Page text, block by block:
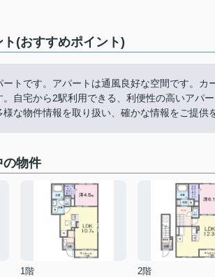
(おすすめポイント)
ートです。アパートは通風良好な空間です。
。自宅から2駅利用できる、利便性の高いアパ
な物件情報を取り扱い、確かな情報をご提供
の物件
1階
2階